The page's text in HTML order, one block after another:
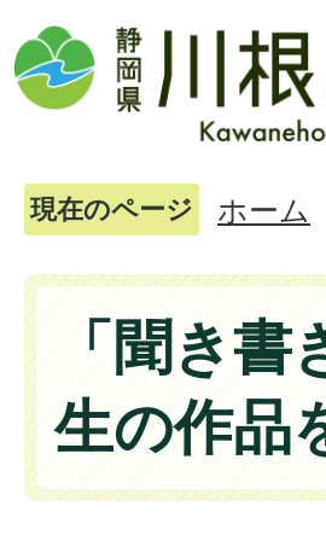
現在のページ ホーム
「聞き
生の作品